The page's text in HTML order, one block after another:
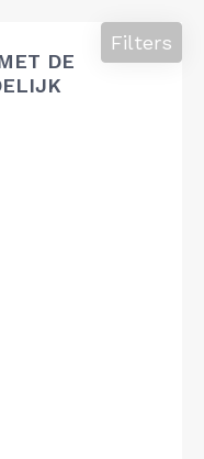
DE
Filters